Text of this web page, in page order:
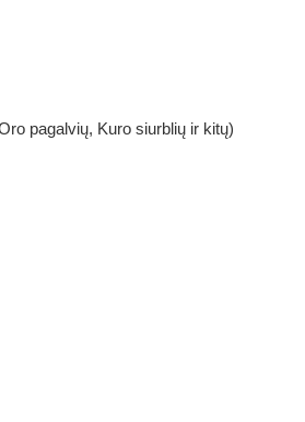
pagalvių, Kuro siurblių ir kitų)